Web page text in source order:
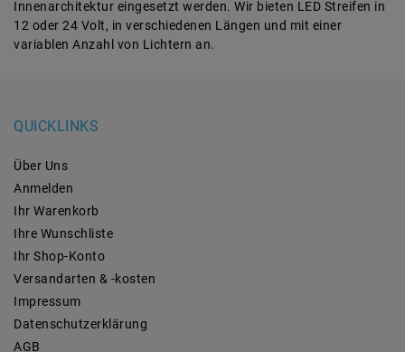
Innenarchitektur eingesetzt werden. Wir bieten LED Streifen in
12 oder 24 Volt, in verschiedenen Längen und mit einer
variablen Anzahl von Lichtern an.
QUICKLINKS
Über Uns
Anmelden
Ihr Warenkorb
Ihre Wunschliste
Ihr Shop-Konto
Versandarten & -kosten
Impressum
Daten­schutz­erklärung
AGB